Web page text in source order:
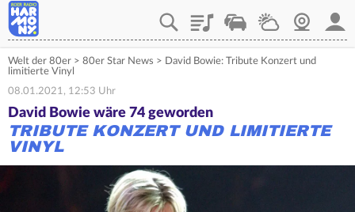
PlaylistVerkehrWetterWebcam
Welt der 80er > 80er Star News > David Bowie: Tribute Konzert und
limitierte Vinyl
08.01.2021, 12:53 Uhr
David Bowie wäre 74 geworden
TRIBUTE KONZERT UND LIMITIERTE
VINYL